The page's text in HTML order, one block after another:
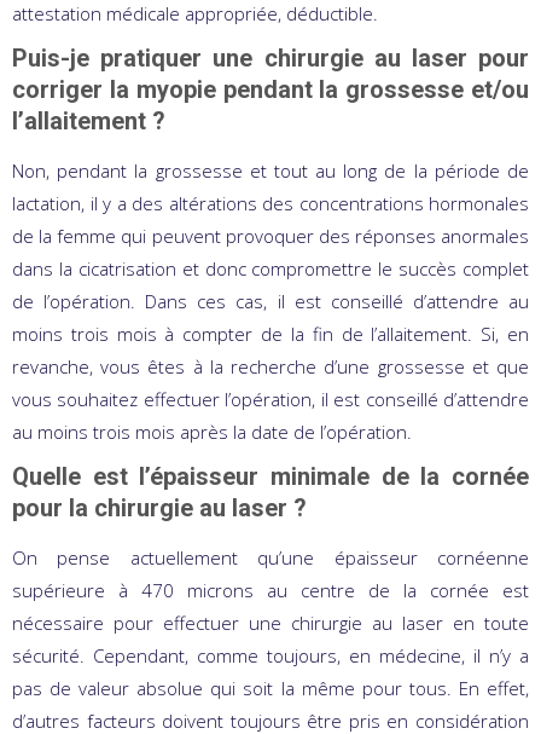
attestation médicale appropriée, déductible.
Puis-je pratiquer une chirurgie au laser pour
corriger la myopie pendant la grossesse et/ou
l’allaitement ?
Non, pendant la grossesse et tout au long de la période de
lactation, il y a des altérations des concentrations hormonales
de la femme qui peuvent provoquer des réponses anormales
dans la cicatrisation et donc compromettre le succès complet
de l’opération. Dans ces cas, il est conseillé d’attendre au
moins trois mois à compter de la fin de l’allaitement. Si, en
revanche, vous êtes à la recherche d’une grossesse et que
vous souhaitez effectuer l’opération, il est conseillé d’attendre
au moins trois mois après la date de l’opération.
Quelle est l’épaisseur minimale de la cornée
pour la chirurgie au laser ?
On pense actuellement qu’une épaisseur cornéenne
supérieure à 470 microns au centre de la cornée est
nécessaire pour effectuer une chirurgie au laser en toute
sécurité. Cependant, comme toujours, en médecine, il n’y a
pas de valeur absolue qui soit la même pour tous. En effet,
d’autres facteurs doivent toujours être pris en considération